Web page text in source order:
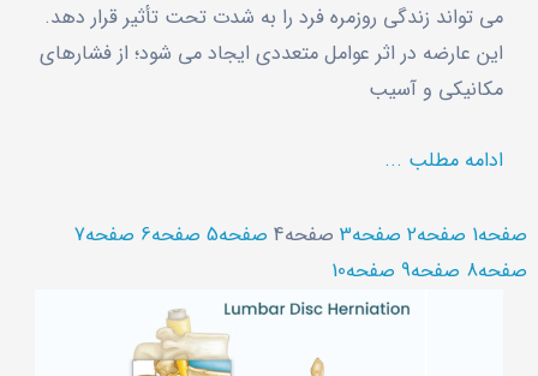
می ‌تواند زندگی روزمره فرد را به ‌شدت تحت تأثیر قرار دهد.
این عارضه در اثر عوامل متعددی ایجاد می ‌شود؛ از فشارهای
مکانیکی و آسیب
ادامه مطلب ...
صفحه1 صفحه2 صفحه3 صفحه4 صفحه5 صفحه6 صفحه7
صفحه8 صفحه9 صفحه10